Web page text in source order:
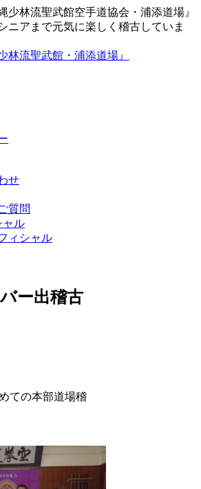
少林流聖武館空手道協会・浦添道場』
ニアまで元気に楽しく稽古していま
林流聖武館・浦添道場』
せ
質問
ャル
ィシャル
ー出稽古
ての本部道場稽